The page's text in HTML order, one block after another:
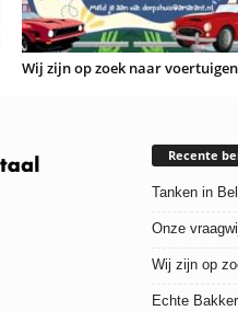
Wij zijn op zoek naar voertuigen
Recente
Tanken in
Onze
Wij zijn op
Echte